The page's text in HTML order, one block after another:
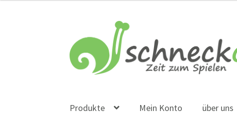
Navigation
springen
Inhalt
springen
Produkte Mein Konto über uns